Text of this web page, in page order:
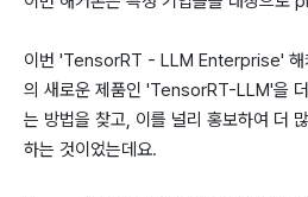
이번 'TensorRT - LLM Enterprise' 해
의 새로운 제품인 'TensorRT-LLM'을
는 방법을 찾고, 이를 널리 홍보하여 더
하는 것이었는데요.